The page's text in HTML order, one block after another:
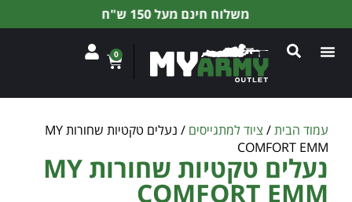
משלוח חינם מעל 150 ש"ח
0
עמוד הבית/ ציוד למתגייסים
/ נעלים טקטיות שחורות MY
COMFORT EMM
נעלים טקטיות שחורות MY
COMFORT EMM